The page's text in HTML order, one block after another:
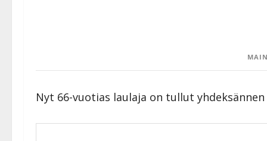
Nyt 66-vuotias laulaja on tullut